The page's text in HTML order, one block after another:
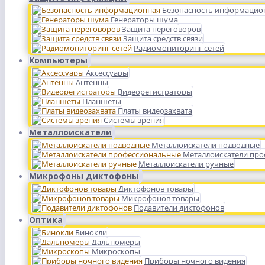
Безопасность
Генераторы шума
Защита переговоров
Защита средств связи
Радиомониторинг сетей
Компьютеры
Аксессуары
Антенны
Видеорегистраторы
Планшеты
Платы видеозахвата
Системы зрения
Металлоискатели
Металлоискатели подводные
Металлоискатели
Металлоискатели ручные
Микрофоны диктофоны
Диктофонов товары
Микрофонов товары
Подавители диктофонов
Оптика
Бинокли
Дальномеры
Микроскопы
Приборы ночного видения